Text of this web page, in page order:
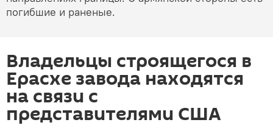
погибшие и раненые.
Владельцы строящегося в
Ерасхе завода находятся
на связи с
представителями США